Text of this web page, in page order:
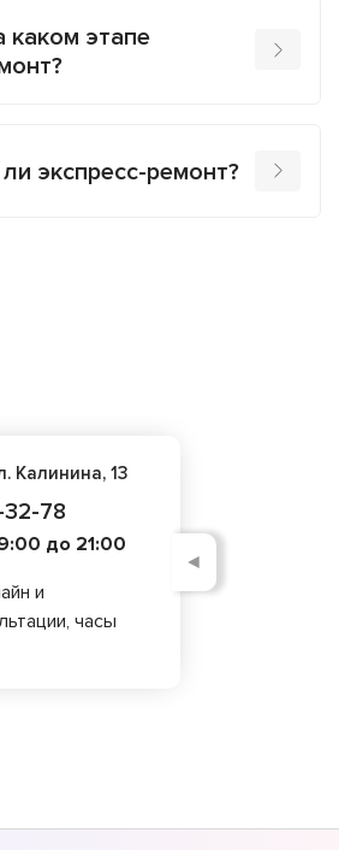
каком этапе
экспресс-ремонт?
Калинина, 13
32-78
до 21:00
и
часы
◄